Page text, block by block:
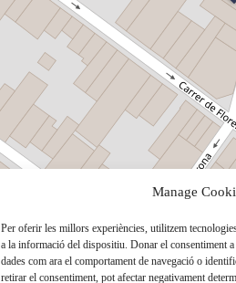
Manage
Per oferir les millors experiències, utilitzem
a la informació del dispositiu. Donar el consentiment
dades com ara el comportament de navegació o
retirar el consentiment, pot afectar negativament